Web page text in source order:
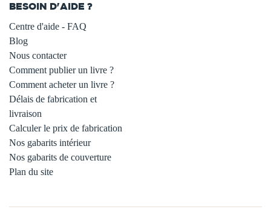
BESOIN D'AIDE ?
Centre d'aide - FAQ
Blog
Nous contacter
Comment publier un livre ?
Comment acheter un livre ?
Délais de fabrication et
livraison
Calculer le prix de fabrication
Nos gabarits intérieur
Nos gabarits de couverture
Plan du site